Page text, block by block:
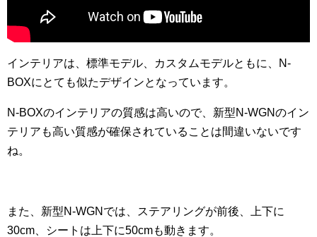
インテリアは、標準モデル、カスタムモデルともに、N-
BOXにとても似たデザインとなっています。
N-BOXのインテリアの質感は高いので、新型N-WGNのイン
テリアも高い質感が確保されていることは間違いないです
ね。
また、新型N-WGNでは、ステアリングが前後、上下に
30cm、シートは上下に50cmも動きます。